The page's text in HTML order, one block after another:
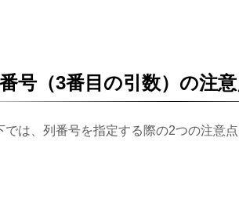
号（3番目の引数）の注
では、列番号を指定する際の2つの注意点